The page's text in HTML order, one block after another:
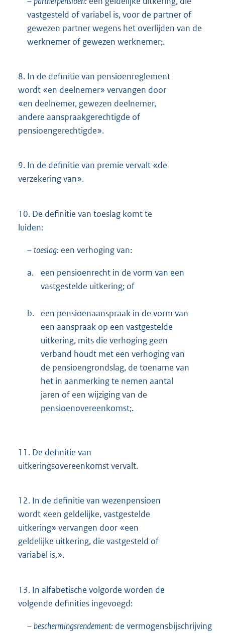
vastgesteld of variabel is, voor de partner of
gewezen partner wegens het overlijden van de
werknemer of gewezen werknemer;.
8. In de definitie van pensioenreglement
wordt «en deelnemer» vervangen door
«en deelnemer, gewezen deelnemer,
andere aanspraakgerechtigde of
pensioengerechtigde».
9. In de definitie van premie vervalt «de
verzekering van».
10. De definitie van toeslag komt te
luiden:
–toeslag: een verhoging van:
a.
een pensioenrecht in de vorm van een
vastgestelde uitkering; of
b.
een pensioenaanspraak in de vorm van
een aanspraak op een vastgestelde
uitkering, mits die verhoging geen
verband houdt met een verhoging van
de pensioengrondslag, de toename van
het in aanmerking te nemen aantal
jaren of een wijziging van de
pensioenovereenkomst;.
11. De definitie van
uitkeringsovereenkomst vervalt.
12. In de definitie van wezenpensioen
wordt «een geldelijke, vastgestelde
uitkering» vervangen door «een
geldelijke uitkering, die vastgesteld of
variabel is,».
13. In alfabetische volgorde worden de
volgende definities ingevoegd:
–beschermingsrendement: de vermogensbijschrijving